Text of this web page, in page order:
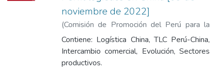
noviembre de 2022]
(Comisión de Promoción del Perú para la
Exportación y el Turismo, 2022-11-09)
Tenorio, Luis
Contiene: Logística China, TLC Perú-China,
Intercambio comercial, Evolución, Sectores
productivos.